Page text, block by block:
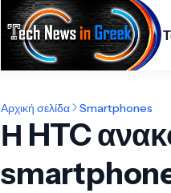
Αρχική σελίδα Smartphones
Η HTC